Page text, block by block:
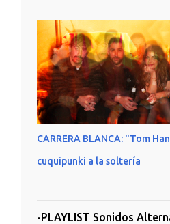
CARRERA BLANCA: "Tom
cuquipunki a la soltería
-PLAYLIST Sonidos